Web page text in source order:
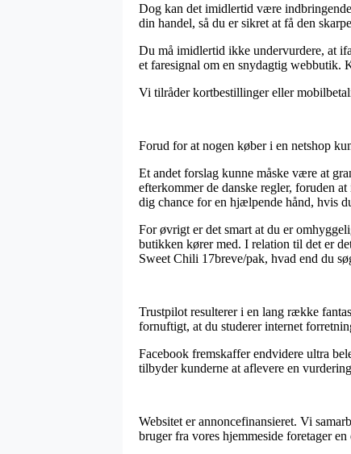
Dog kan det imidlertid være
din handel, så du er sikret at få den
Du må imidlertid ikke undervurdere, at
et faresignal om en snydagtig
Vi tilråder kortbestillinger eller
Forud for at nogen køber i en netshop
Et andet forslag kunne måske være at
efterkommer de danske regler, foruden
dig chance for en hjælpende hånd, hvis
For øvrigt er det smart at du er
butikken kører med. I relation til det er
Sweet Chili 17breve/pak, hvad end du
Trustpilot resulterer i en lang række
fornuftigt, at du studerer internet
Facebook fremskaffer endvidere ultra
tilbyder kunderne at aflevere en
Websitet er annoncefinansieret. Vi
bruger fra vores hjemmeside foretager en